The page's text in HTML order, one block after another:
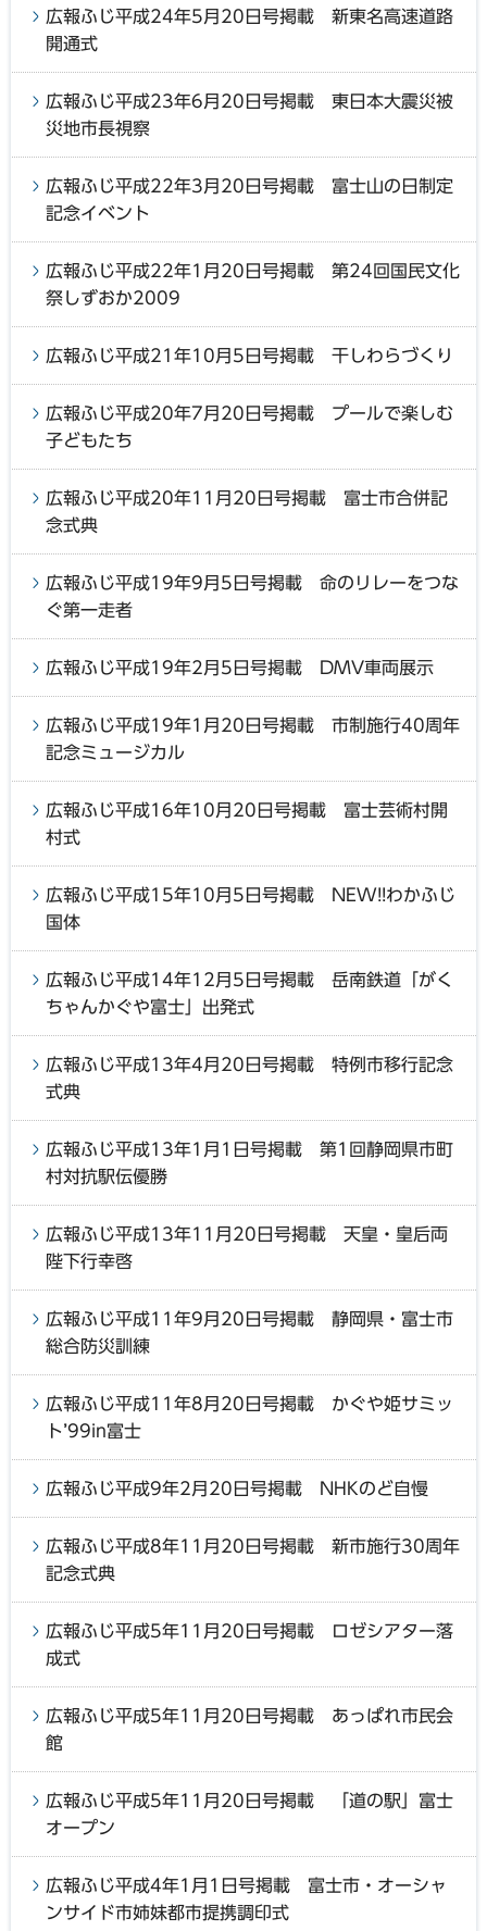
広報ふじ平成24年5月20日号掲載 新東名高速道路
開通式
広報ふじ平成23年6月20日号掲載 東日本大震災被
災地市長視察
広報ふじ平成22年3月20日号掲載 富士山の日制定
記念イベント
広報ふじ平成22年1月20日号掲載 第24回国民文化
祭しずおか2009
広報ふじ平成21年10月5日号掲載 干しわらづくり
広報ふじ平成20年7月20日号掲載 プールで楽しむ
子どもたち
広報ふじ平成20年11月20日号掲載 富士市合併記
念式典
広報ふじ平成19年9月5日号掲載 命のリレーをつな
ぐ第一走者
広報ふじ平成19年2月5日号掲載 DMV車両展示
広報ふじ平成19年1月20日号掲載 市制施行40周年
記念ミュージカル
広報ふじ平成16年10月20日号掲載 富士芸術村開
村式
広報ふじ平成15年10月5日号掲載 NEW!!わかふじ
国体
広報ふじ平成14年12月5日号掲載 岳南鉄道「がく
ちゃんかぐや富士」出発式
広報ふじ平成13年4月20日号掲載 特例市移行記念
式典
広報ふじ平成13年1月1日号掲載 第1回静岡県市町
村対抗駅伝優勝
広報ふじ平成13年11月20日号掲載 天皇・皇后両
陛下行幸啓
広報ふじ平成11年9月20日号掲載 静岡県・富士市
総合防災訓練
広報ふじ平成11年8月20日号掲載 かぐや姫サミッ
ト’99in富士
広報ふじ平成9年2月20日号掲載 NHKのど自慢
広報ふじ平成8年11月20日号掲載 新市施行30周年
記念式典
広報ふじ平成5年11月20日号掲載 ロゼシアター落
成式
広報ふじ平成5年11月20日号掲載 あっぱれ市民会
館
広報ふじ平成5年11月20日号掲載 「道の駅」富士
オープン
広報ふじ平成4年1月1日号掲載 富士市・オーシャ
ンサイド市姉妹都市提携調印式